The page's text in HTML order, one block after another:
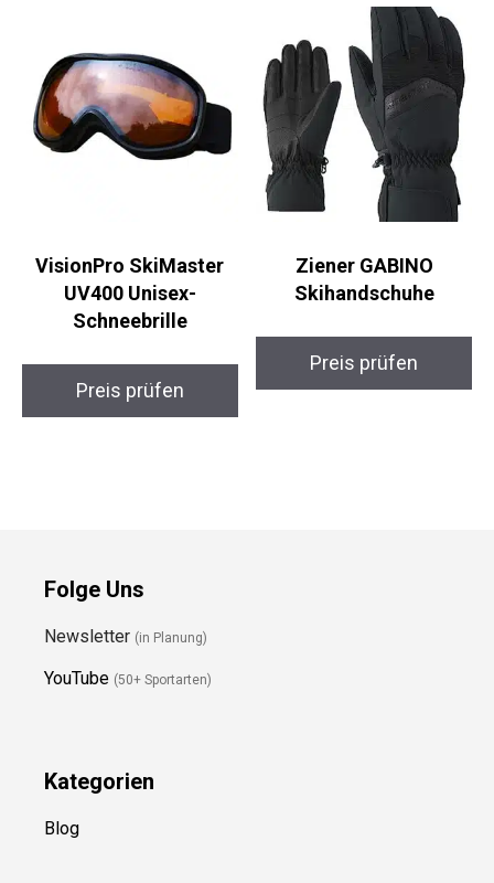
VisionPro SkiMaster
UV400 Unisex-
Schneebrille
Preis prüfen
Ziener GABINO
Skihandschuhe
Preis prüfen
Folge Uns
Newsletter (in Planung)
YouTube (50+ Sportarten)
Kategorien
Blog